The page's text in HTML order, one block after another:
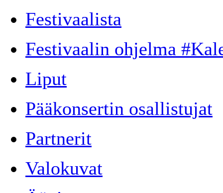
Festivaalista
Festivaalin ohjelma
Liput
Pääkonsertin osallistujat
Partnerit
Valokuvat